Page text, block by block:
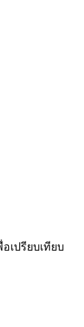
เปรียบเทียบ